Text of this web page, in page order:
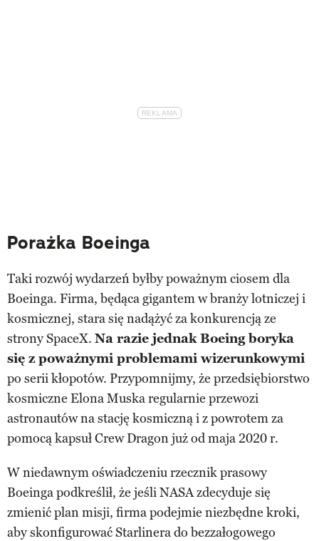
Porażka Boeinga
Taki rozwój wydarzeń byłby poważnym ciosem dla
Boeinga. Firma, będąca gigantem w branży lotniczej i
kosmicznej, stara się nadążyć za konkurencją ze
strony SpaceX. Na razie jednak Boeing boryka
się z poważnymi problemami wizerunkowymi
po serii kłopotów. Przypomnijmy, że przedsiębiorstwo
kosmiczne Elona Muska regularnie przewozi
astronautów na stację kosmiczną i z powrotem za
pomocą kapsuł Crew Dragon już od maja 2020 r.
W niedawnym oświadczeniu rzecznik prasowy
Boeinga podkreślił, że jeśli NASA zdecyduje się
zmienić plan misji, firma podejmie niezbędne kroki,
aby skonfigurować Starlinera do bezzałogowego